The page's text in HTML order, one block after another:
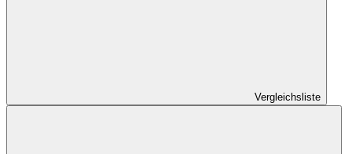
Vergleichsliste